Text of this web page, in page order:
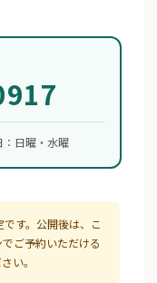
日曜・水曜
す。公開後は、こ
ご予約いただける
い。